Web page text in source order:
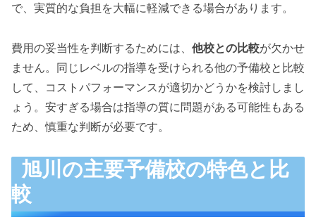
で、実質的な負担を大幅に軽減できる場合があります。
費用の妥当性を判断するためには、 他校との比較が欠かせ
ません。同じレベルの指導を受けられる他の予備校と比較
して、コストパフォーマンスが適切かどうかを検討しまし
ょう。安すぎる場合は指導の質に問題がある可能性もある
ため、慎重な判断が必要です。
旭川の主要予備校の特色と比
較